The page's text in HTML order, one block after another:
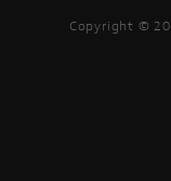
Copyright ©